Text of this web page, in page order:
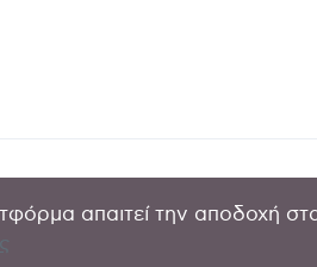
απαιτεί την αποδοχή